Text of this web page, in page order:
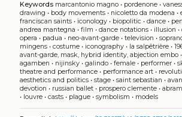
Keywords marcantonio magno• pordenone•
drawing • body movements• nicoletto da modena •
franciscan saints• iconology• biopolitic • dance•
andrea mantegna • film • dance notations• illusion •
opera • padua • neo-avant-garde• television •
mingens• costume• iconography• la salpêtrière•
avant-garde, mask, hybrid identity, abjection embo•
agamben • nijinsky• galindo• female• performer•
theatre and performance• performance art•
aesthetics and politics• stage• saint sebastian •
devotion • russian ballet• prospero clemente•
• louvre• casts• plague• symbolism • models